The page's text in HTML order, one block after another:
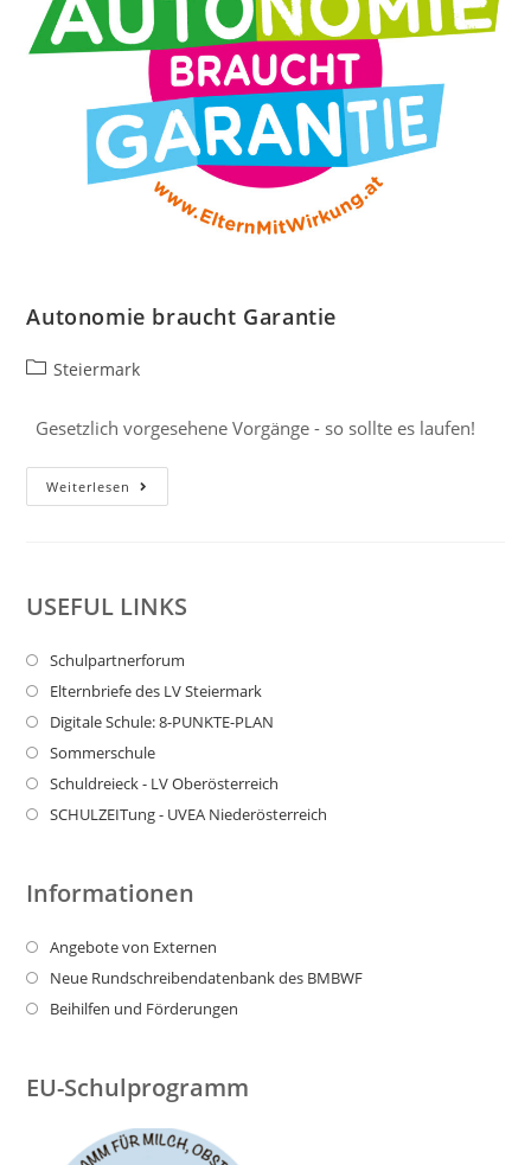
Autonomie braucht Garantie
Steiermark
Gesetzlich vorgesehene Vorgänge - so sollte es laufen!
Weiterlesen
USEFUL LINKS
Schulpartnerforum
Elternbriefe des LV Steiermark
Digitale Schule: 8-PUNKTE-PLAN
Sommerschule
Schuldreieck - LV Oberösterreich
SCHULZEITung - UVEA Niederösterreich
Informationen
Angebote von Externen
Neue Rundschreibendatenbank des BMBWF
Beihilfen und Förderungen
EU-Schulprogramm